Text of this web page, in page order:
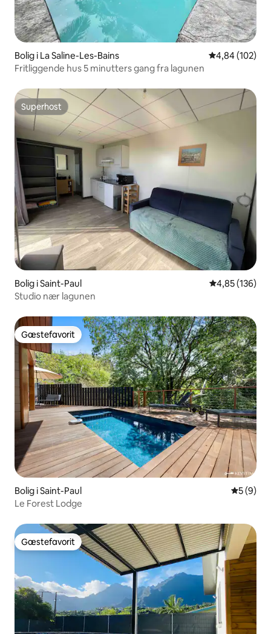
Bolig i La Saline-Les-Bains 4,84 ud af 5 i
4,84 (102)
Fritliggende hus 5 minutters gang fra lagunen
Superhost
Superhost
Bolig i Saint-Paul 4,85 ud af 5 i
4,85 (136)
Studio nær lagunen
Gæstefavorit
Gæstefavorit
Bolig i Saint-Paul 5 ud af 5
5 (9)
Le Forest Lodge
Gæstefavorit
Gæstefavorit